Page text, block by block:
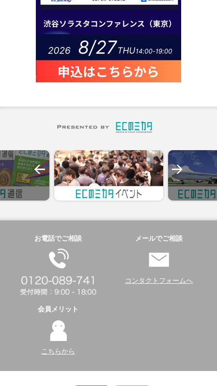
お電話でご相談 メールでご相談
コンタクトフォームへ
会員メリット
こちらから